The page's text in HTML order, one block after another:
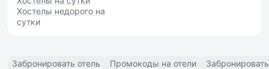
Хостелы недорого на
сутки
Забронировать отель Промокоды на отели